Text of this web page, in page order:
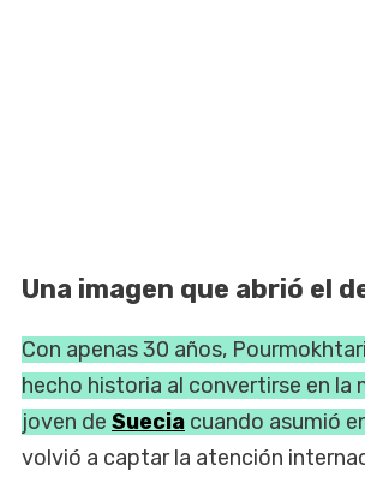
Una imagen que abrió el
Con apenas 30 años,
hecho historia al convertirse en la
joven de Suecia cuando asumió
volvió a captar la atención